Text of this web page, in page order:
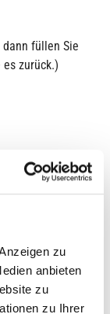
zu
anbieten
zu
zu Ihrer
füllen Sie
zurück.)